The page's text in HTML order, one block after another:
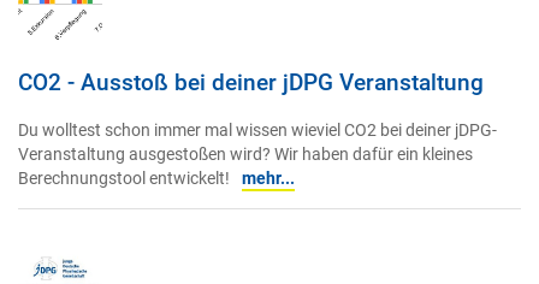
CO2 - Ausstoß bei deiner jDPG Veranstaltung
Du wolltest schon immer mal wissen wieviel CO2 bei deiner jDPG-
Veranstaltung ausgestoßen wird? Wir haben dafür ein kleines
Berechnungstool entwickelt!
mehr...